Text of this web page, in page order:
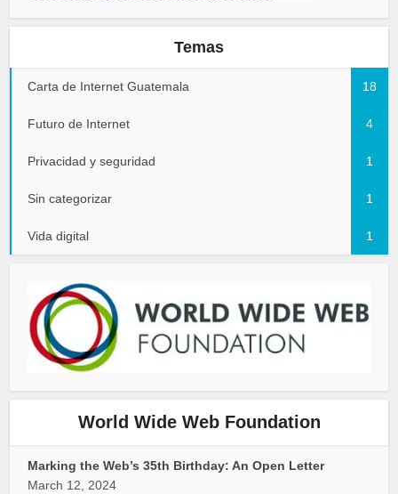
Temas
Carta de Internet Guatemala 18
Futuro de Internet 4
Privacidad y seguridad 1
Sin categorizar 1
Vida digital 1
World Wide Web Foundation
Marking the Web’s 35th Birthday: An Open Letter
March 12, 2024